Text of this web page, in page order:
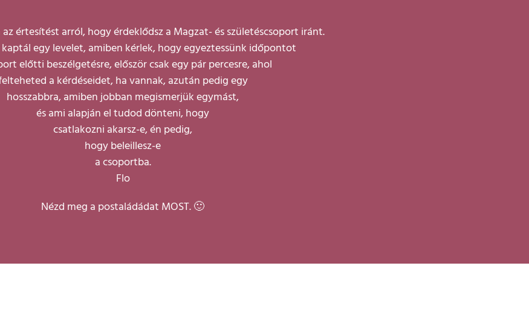
értesítést arról, hogy érdeklődsz a Magzat- és születéscsoport iránt.
egy levelet, amiben kérlek, hogy egyeztessünk időpontot
előtti beszélgetésre, először csak egy pár percesre, ahol
a kérdéseidet, ha vannak, azután pedig egy
hosszabbra, amiben jobban megismerjük egymást,
és ami alapján el tudod dönteni, hogy
csatlakozni akarsz-e, én pedig,
hogy beleillesz-e
a csoportba.
Flo
Nézd meg a postaládádat MOST. 🙂